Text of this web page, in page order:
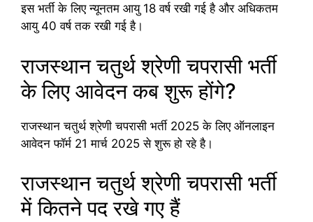
इस भर्ती के लिए न्यूनतम आयु 18 वर्ष रखी गई है और अधिकतम
आयु 40 वर्ष तक रखी गई है।
राजस्थान चतुर्थ श्रेणी चपरासी भर्ती
के लिए आवेदन कब शुरू होंगे?
राजस्थान चतुर्थ श्रेणी चपरासी भर्ती 2025 के लिए ऑनलाइन
आवेदन फॉर्म 21 मार्च 2025 से शुरू हो रहे है।
राजस्थान चतुर्थ श्रेणी चपरासी भर्ती
में कितने पद रखे गए हैं